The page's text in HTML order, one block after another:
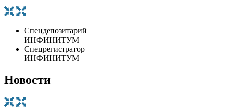
Спецдепозитарий
ИНФИНИТУМ
Спецрегистратор
ИНФИНИТУМ
Новости